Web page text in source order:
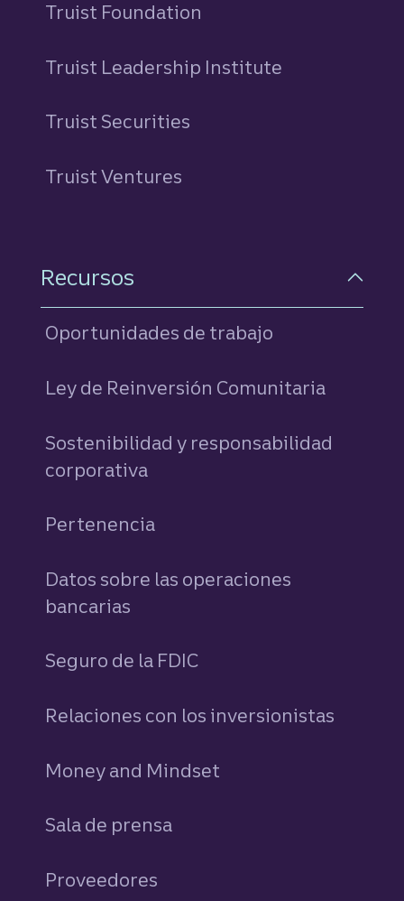
Truist Foundation
Truist Leadership Institute
Truist Securities
Truist Ventures
Recursos
Oportunidades de trabajo
Ley de Reinversión Comunitaria
Sostenibilidad y responsabilidad
corporativa
Pertenencia
Datos sobre las operaciones
bancarias
Seguro de la FDIC
Relaciones con los inversionistas
Money and Mindset
Sala de prensa
Proveedores